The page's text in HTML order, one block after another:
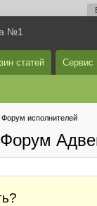
№1
статей Сервис
Форум исполнителей